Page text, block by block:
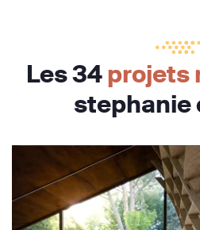
Les 34projets
stephanie